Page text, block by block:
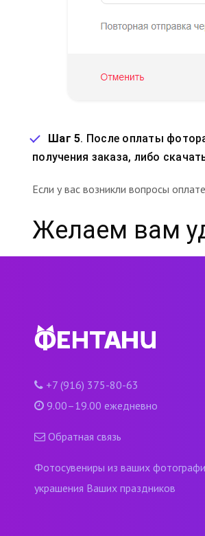
Шаг 5. После оплаты
получения заказа, либо
Если у вас возникли вопросы
Желаем вам
+7 (916) 375-80-63
9.00–19.00 ежедневно
Обратная связь
Фотосувениры из ваших
украшения Ваших праздников